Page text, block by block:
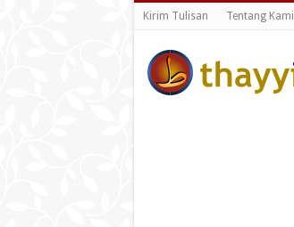
Kirim Tulisan Tentang Kami